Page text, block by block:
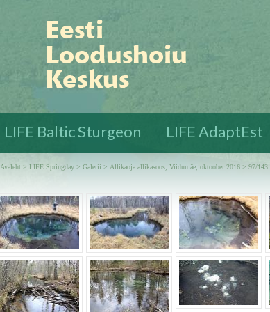
LIFE Baltic Sturgeon LIFE AdaptEst
Avaleht > LIFE Springday > Galerii > Allikaoja allikasoos, Viidumäe, oktoober 2016 > 97/143